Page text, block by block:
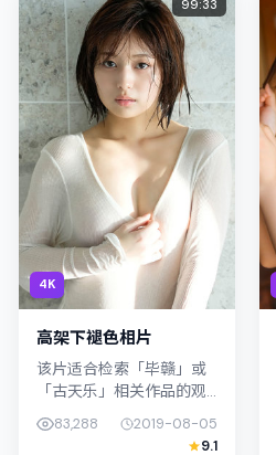
4K
99:33
高架下褪色相片
该片适合检索「毕赣」或
「古天乐」相关作品的观
众：高架下褪色相片在
2019年发行，类型上归入
83,288
2019-08-05
9.1